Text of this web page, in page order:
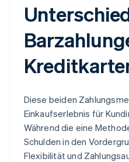
Diese beiden
Einkaufserlebnis für
Während die eine
Schulden in den
Flexibilität und